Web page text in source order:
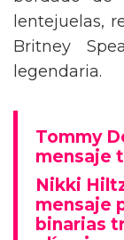
lentejuelas,
Britney
legendaria.
Tommy
mensaje
Nikki
mensaje
binarias